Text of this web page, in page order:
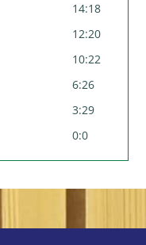
14:18
12:20
10:22
6:26
3:29
0:0